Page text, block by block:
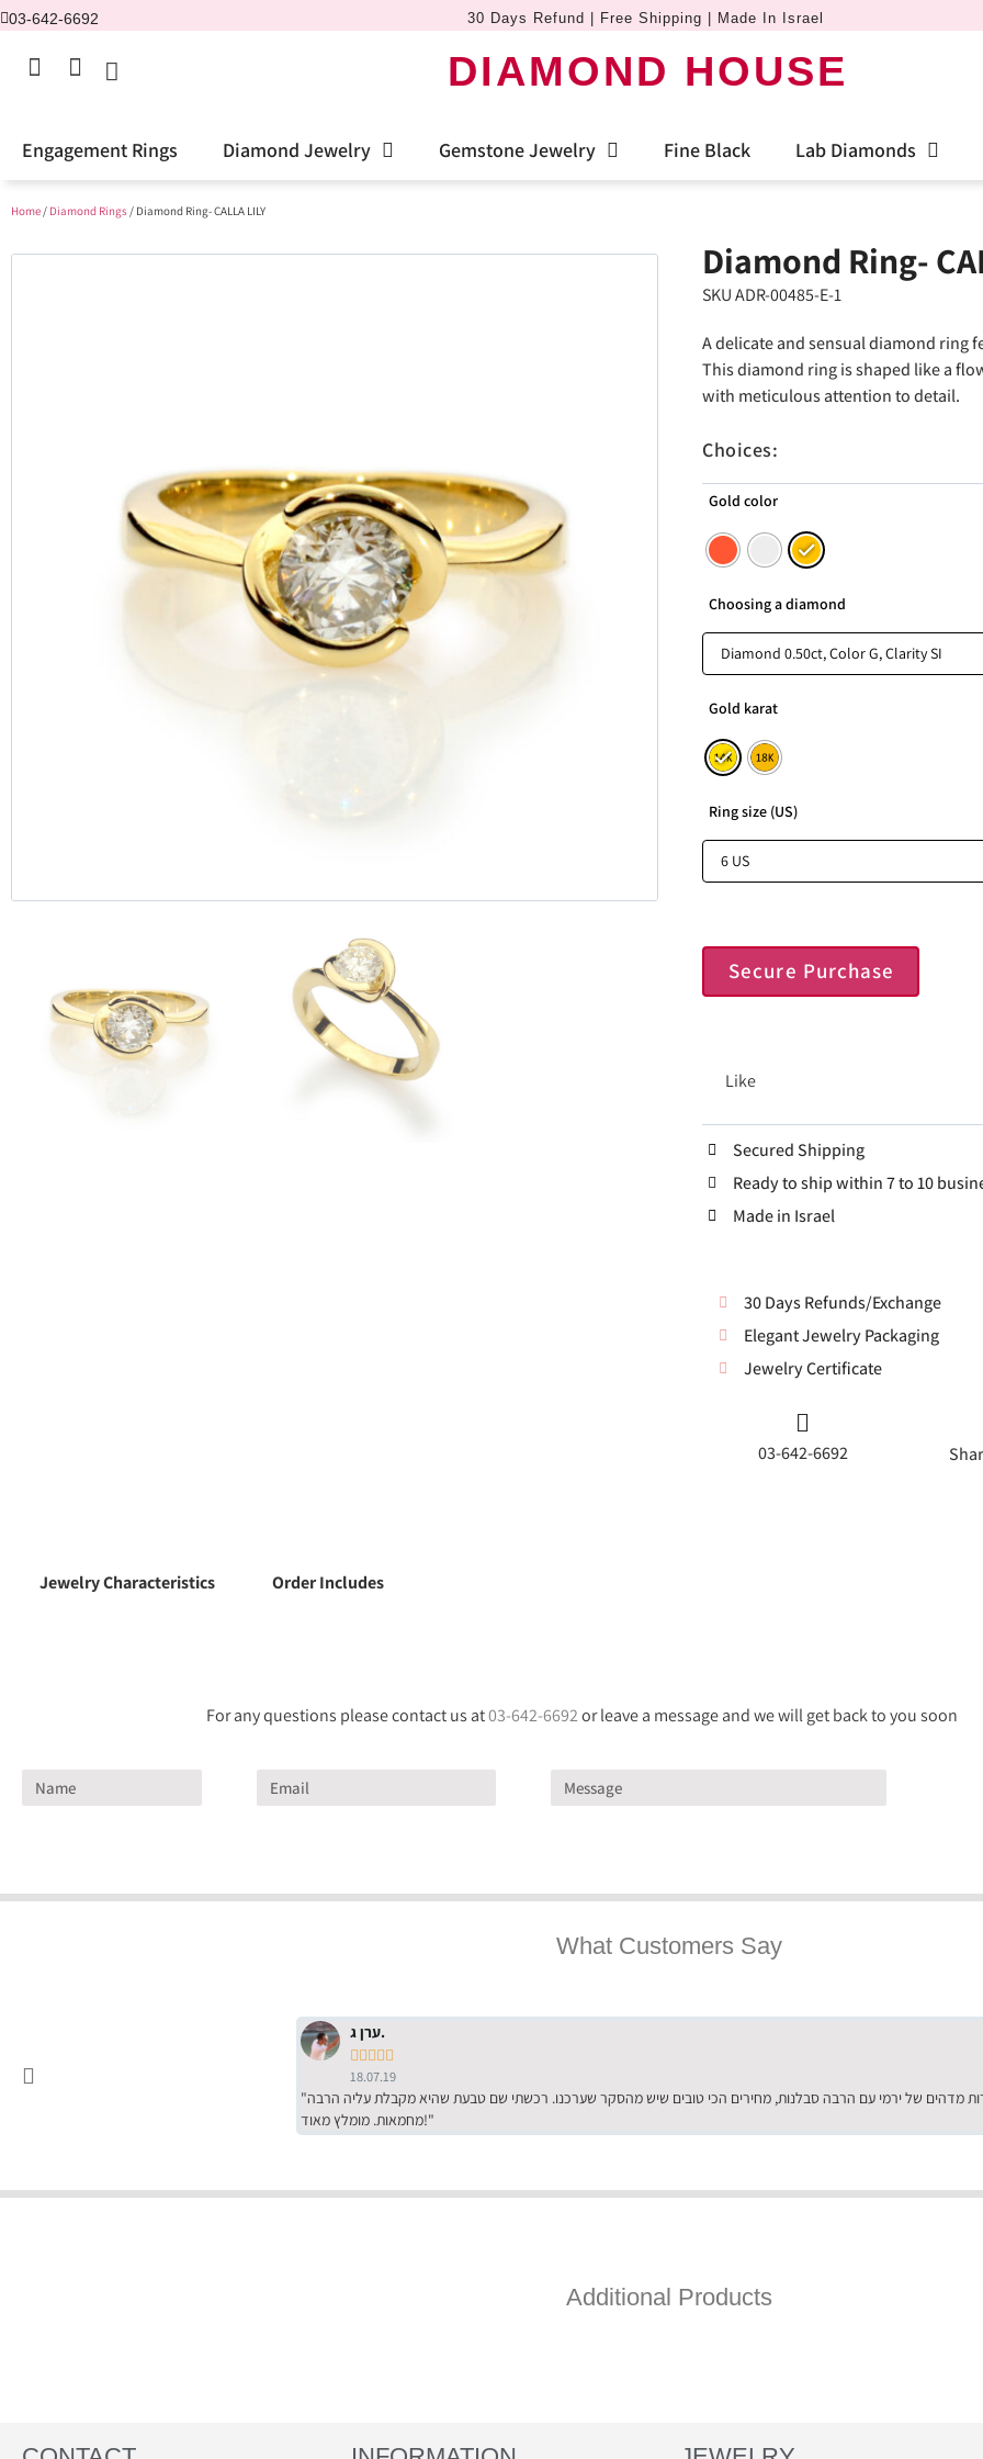
03-642-6692 30 Days Refund | Free Shipping | Made In Israel
DIAMOND HOUSE
Engagement Rings Diamond Jewelry Gemstone Jewelry Fine Black Lab Diamonds
Home/ Diamond Rings/ Diamond Ring- CALLA LILY
Diamond Ring-
SKU ADR-00485-E-1
A delicate and sensual diamond ring
This diamond ring is shaped like a
with meticulous attention to detail.
Choices:
Gold color
Choosing a diamond
Gold karat
Ring size (US)
Secure Purchase
Like
Secured Shipping
Ready to ship within 7 to 10
Made in Israel
30 Days Refunds/Exchange
Elegant Jewelry Packaging
Jewelry Certificate
03-642-6692
Jewelry Characteristics Order Includes
For any questions please contact us at03-642-6692or leave a message and we will get back to you soon
What Customers Say
ערן ג.
    
18.07.19
"שירות מדהים של ירמי עם הרבה סבלנות, מחירים הכי טובים שיש מהסקר שערכנו. רכשתי שם טבעת שהיא מקבלת עליה הרבה
מחמאות. מומלץ מאוד!"
Additional Products